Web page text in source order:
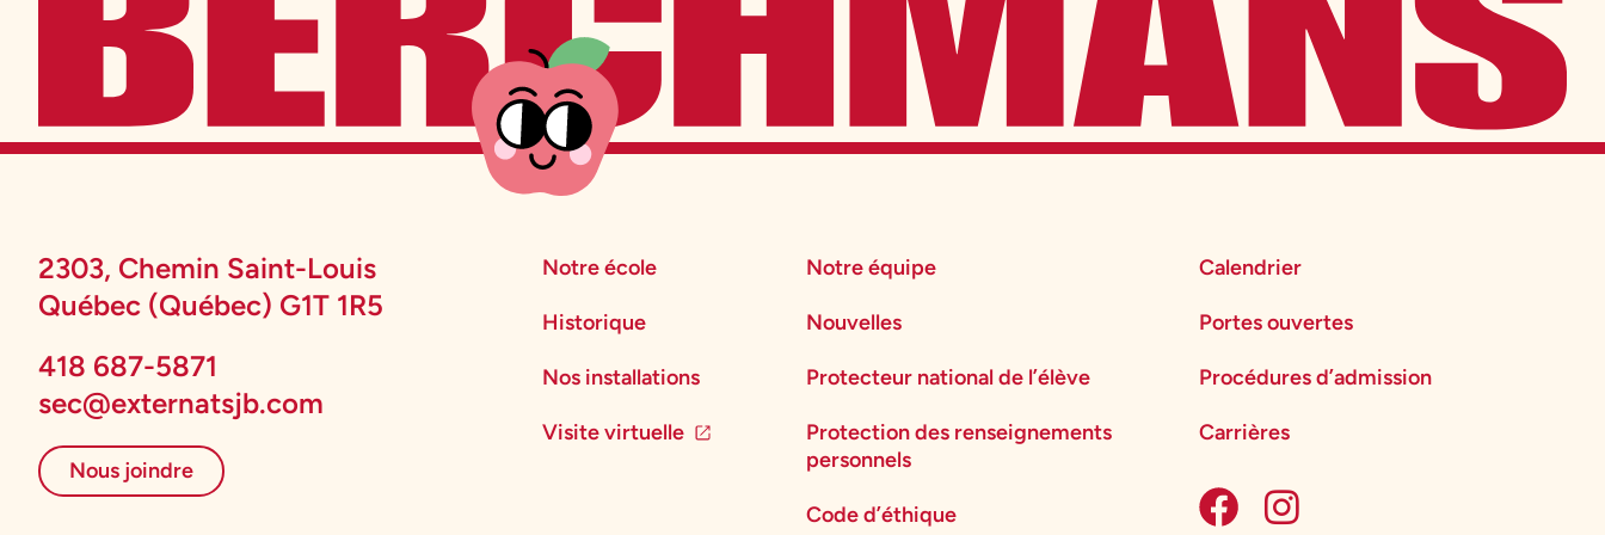
2303, Chemin Saint-Louis
Québec (Québec) G1T 1R5
418 687-5871
sec@externatsjb.com
Nous joindre
Notre école
Historique
Nos installations
Visite virtuelle
Notre équipe
Nouvelles
Protecteur national de l’élève
Protection des renseignements
personnels
Code d’éthique
Calendrier
Portes ouvertes
Procédures d’admission
Carrières